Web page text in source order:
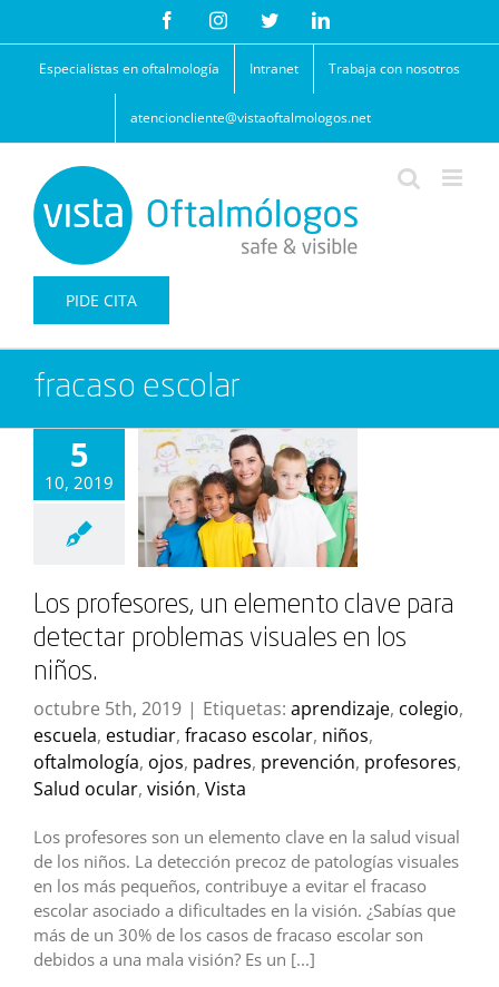
contenido
FacebookInstagramTwitterLinkedIn
Especialistas en oftalmología Intranet Trabaja con nosotros
atencioncliente@vistaoftalmologos.net
PIDE CITA
fracaso escolar
5
10, 2019
Los profesores, un elemento clave para
detectar problemas visuales en los
niños.
octubre 5th, 2019 | Etiquetas: aprendizaje, colegio,
escuela, estudiar, fracaso escolar, niños,
oftalmología, ojos, padres, prevención, profesores,
Salud ocular, visión, Vista
Los profesores son un elemento clave en la salud visual
de los niños. La detección precoz de patologías visuales
en los más pequeños, contribuye a evitar el fracaso
escolar asociado a dificultades en la visión. ¿Sabías que
más de un 30% de los casos de fracaso escolar son
debidos a una mala visión? Es un [...]